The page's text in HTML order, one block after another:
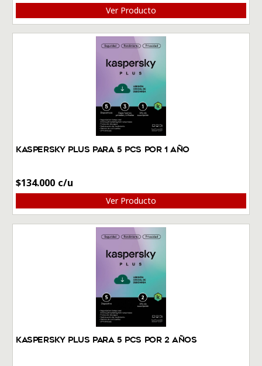
Ver Producto
Kaspersky Plus Para 5 PCs por 1 Año
$134.000
Ver Producto
Kaspersky Plus Para 5 PCs por 2 Años